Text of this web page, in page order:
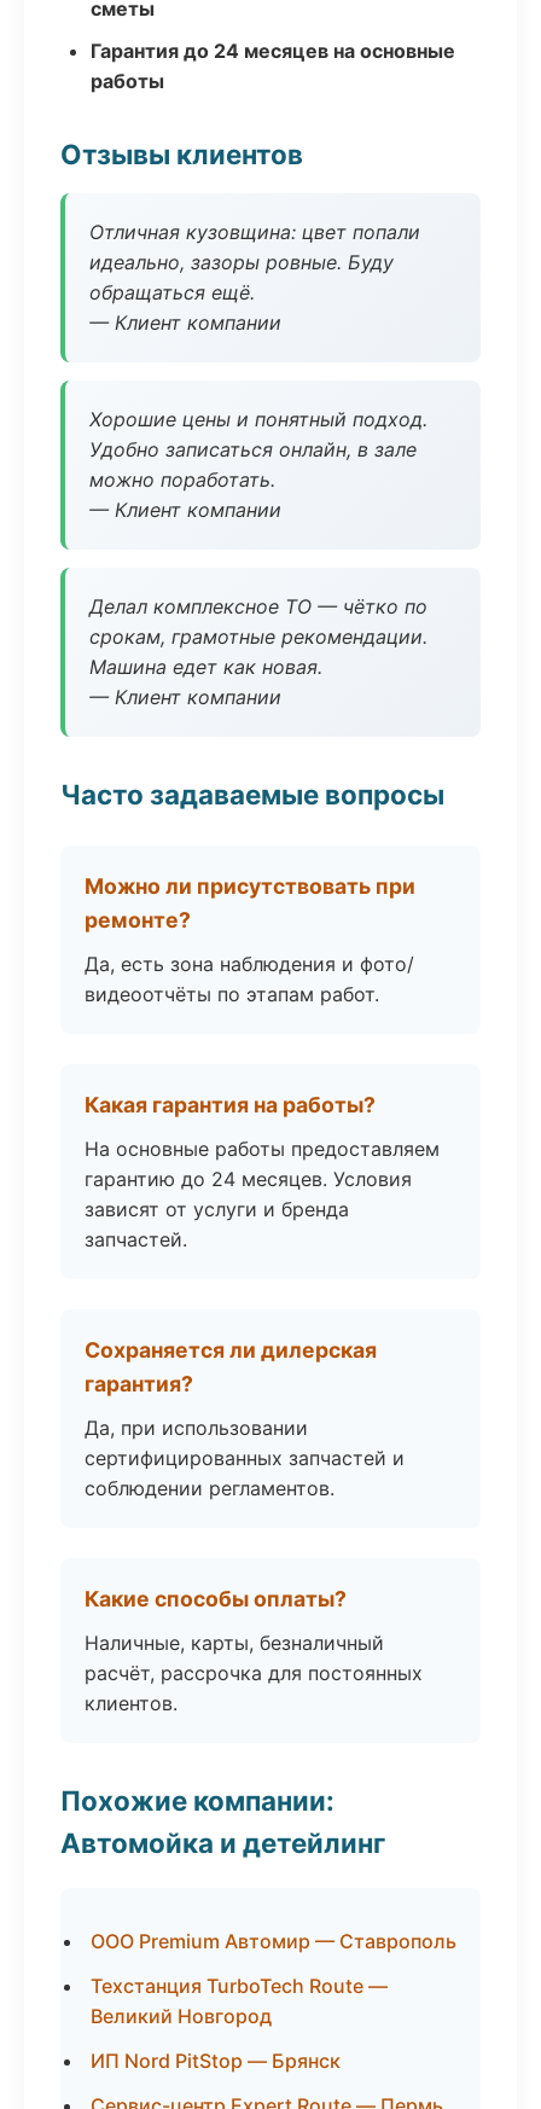
сметы
Гарантия до 24 месяцев на основные
работы
Отзывы клиентов
Отличная кузовщина: цвет попали
идеально, зазоры ровные. Буду
обращаться ещё.
— Клиент компании
Хорошие цены и понятный подход.
Удобно записаться онлайн, в зале
можно поработать.
— Клиент компании
Делал комплексное ТО — чётко по
срокам, грамотные рекомендации.
Машина едет как новая.
— Клиент компании
Часто задаваемые вопросы
Можно ли присутствовать при
ремонте?
Да, есть зона наблюдения и фото/
видеоотчёты по этапам работ.
Какая гарантия на работы?
На основные работы предоставляем
гарантию до 24 месяцев. Условия
зависят от услуги и бренда
запчастей.
Сохраняется ли дилерская
гарантия?
Да, при использовании
сертифицированных запчастей и
соблюдении регламентов.
Какие способы оплаты?
Наличные, карты, безналичный
расчёт, рассрочка для постоянных
клиентов.
Похожие компании:
Автомойка и детейлинг
ООО Premium Автомир — Ставрополь
Техстанция TurboTech Route —
Великий Новгород
ИП Nord PitStop — Брянск